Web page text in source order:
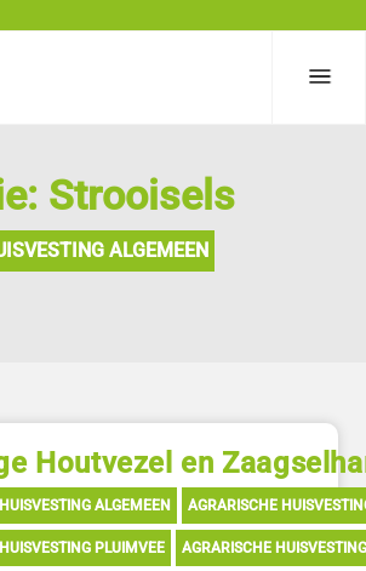
Strooisels
ALGEMEEN
Houtvezel en
ALGEMEEN AGRARISCHE
PLUIMVEE AGRARISCHE